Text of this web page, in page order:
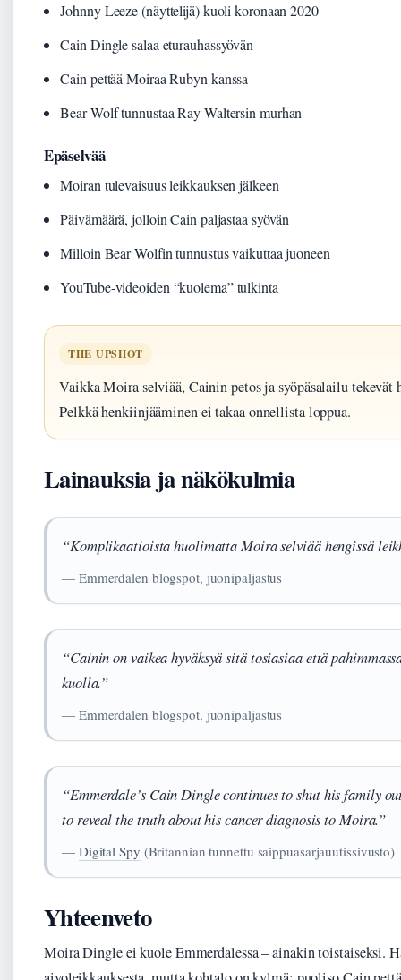
Johnny Leeze (näyttelijä) kuoli koronaan 2020
Cain Dingle salaa eturauhassyövän
Cain pettää Moiraa Rubyn kanssa
Bear Wolf tunnustaa Ray Waltersin murhan
Epäselvää
Moiran tulevaisuus leikkauksen jälkeen
Päivämäärä, jolloin Cain paljastaa syövän
Milloin Bear Wolfin tunnustus vaikuttaa juoneen
YouTube-videoiden “kuolema” tulkinta
THE UPSHOT
Vaikka Moira selviää, Cainin petos ja syöpäsalailu tekevät
Pelkkä henkiinjääminen ei takaa onnellista loppua.
Lainauksia ja näkökulmia
“Komplikaatioista huolimatta Moira selviää hengissä
— Emmerdalen blogspot, juonipaljastus
“Cainin on vaikea hyväksyä sitä tosiasiaa että
kuolla.”
— Emmerdalen blogspot, juonipaljastus
“Emmerdale’s Cain Dingle continues to shut his family
to reveal the truth about his cancer diagnosis to Moira.”
— Digital Spy (Britannian tunnettu saippuasarjauutissivusto)
Yhteenveto
Moira Dingle ei kuole Emmerdalessa – ainakin toistaiseksi.